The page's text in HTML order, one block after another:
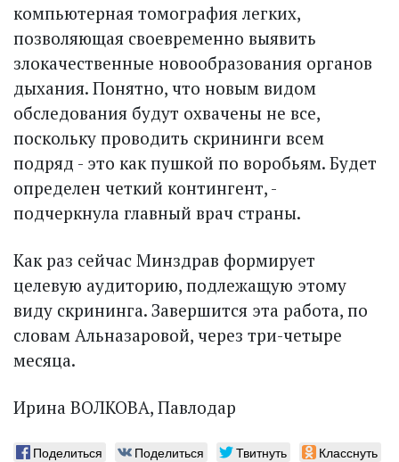
компьютерная томография легких,
позволяющая своевременно выявить
злокачественные новообразования органов
дыхания. Понятно, что новым видом
обследования будут охвачены не все,
поскольку проводить скрининги всем
подряд - это как пушкой по воробьям. Будет
определен четкий контингент, -
подчеркнула главный врач страны.
Как раз сейчас Минздрав формирует
целевую аудиторию, подлежащую этому
виду скрининга. Завершится эта работа, по
словам Альназаровой, через три-четыре
месяца.
Ирина ВОЛКОВА, Павлодар
Поделиться Поделиться Твитнуть Класснуть